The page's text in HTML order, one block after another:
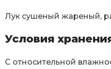
Лук сушеный жареный,
Условия
С относительной